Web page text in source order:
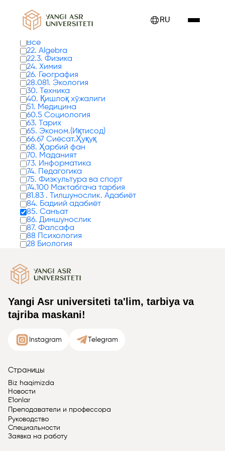
RU
Все
22. Algebra
22.3. Физика
24. Химия
26. География
28.081. Экология
30. Техника
40. Қишлоқ хўжалиги
51. Медицина
60.5 Социология
63. Тарих
65. Эконом.(Иқтисод)
66.67 Сиёсат.Ҳуқуқ
68. Ҳарбий фан
70. Маданият
73. Информатика
74. Педагогика
75. Физкультура ва спорт
74.100 Мактабгача тарбия
81.83 . Тилшунослик. Адабиёт
84. Бадиий адабиёт
85. Санъат
86. Диншунослик
87. Фалсафа
88 Психология
28 Биология
Yangi Asr universiteti ta'lim, tarbiya va
tajriba maskani!
Instagram Telegram
Страницы
Biz haqimizda
Новости
E'lonlar
Преподаватели и профессора
Руководство
Специальности
Заявка на работу